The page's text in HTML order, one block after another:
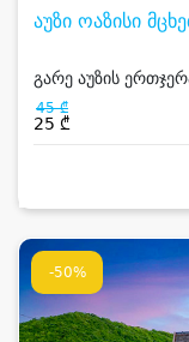
აუზი ოაზისი
გარე აუზის
45 ₾
25 ₾
-50%